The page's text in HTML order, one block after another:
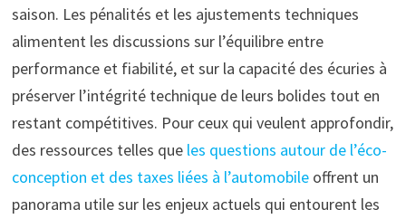
saison. Les pénalités et les ajustements techniques
alimentent les discussions sur l’équilibre entre
performance et fiabilité, et sur la capacité des écuries à
préserver l’intégrité technique de leurs bolides tout en
restant compétitives. Pour ceux qui veulent approfondir,
des ressources telles que les questions autour de l’éco-
conception et des taxes liées à l’automobileoffrent un
panorama utile sur les enjeux actuels qui entourent les